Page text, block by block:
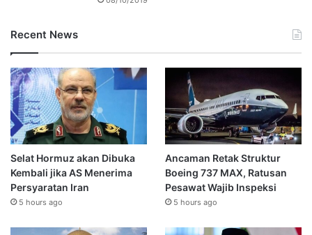
Recent News
Selat Hormuz akan Dibuka
Kembali jika AS Menerima
Persyaratan Iran
5 hours ago
Ancaman Retak Struktur
Boeing 737 MAX, Ratusan
Pesawat Wajib Inspeksi
5 hours ago